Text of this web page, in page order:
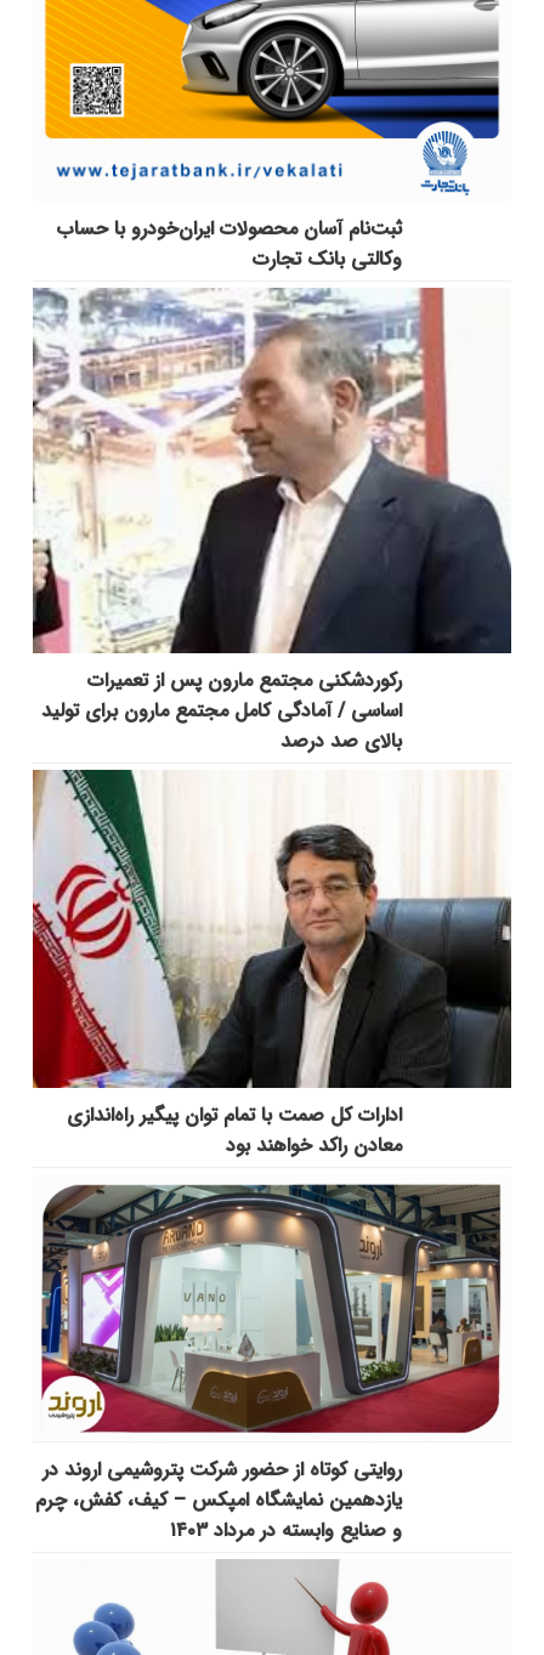
ثبت‌نام آسان محصولات ایران‌خودرو با حساب
وکالتی بانک تجارت
رکوردشکنی مجتمع مارون پس از تعمیرات
اساسی / آمادگی کامل مجتمع مارون برای تولید
بالای صد درصد
ادارات کل صمت با تمام توان پیگیر راه‌اندازی
معادن راکد خواهند بود
روایتی کوتاه از حضور شرکت پتروشیمی اروند در
یازدهمین نمایشگاه امپکس‌ – کیف، کفش، چرم
و صنایع وابسته در مرداد ۱۴۰۳